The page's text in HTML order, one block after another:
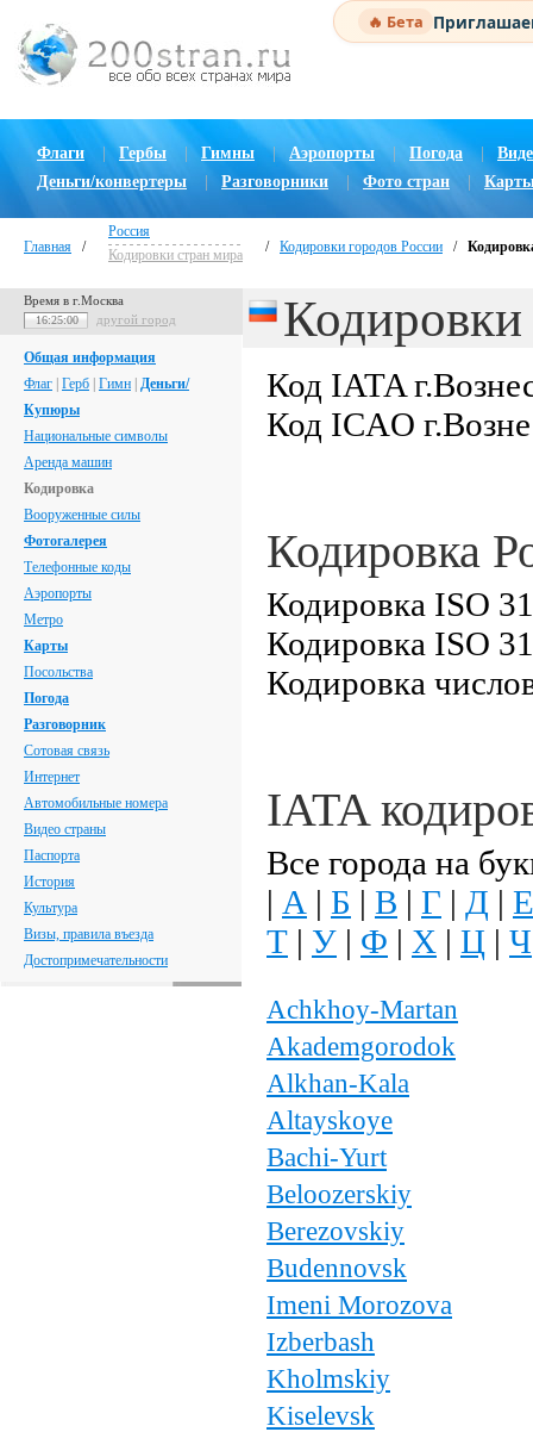
🔥 Бета
Флаги Гербы Гимны | Аэропорты Погода |
Деньги/конвертеры
Разговорники Фото стран
Главная /
Россия
Кодировки стран мира
/ Кодировки городов России /
Время в г.Москва
16:25:01 другой город
Общая информация
Флаг Герб Гимн Деньги/
Купюры
Национальные символы
Аренда машин
Кодировка
Вооруженные силы
Фотогалерея
Телефонные коды
Аэропорты
Метро
Карты
Посольства
Погода
Разговорник
Сотовая связь
Интернет
Автомобильные номера
Видео страны
Паспорта
История
Культура
Визы, правила въезда
Достопримечательности
Кодировки
Код IATA
Код ICAO
Кодировка
Кодировка ISO
Кодировка ISO
Кодировка
IATA
Все города на
| А | Б | В | Г | Д | Е
Т | У | Ф | Х | Ц | Ч
Achkhoy-Martan
Akademgorodok
Alkhan-Kala
Altayskoye
Bachi-Yurt
Beloozerskiy
Berezovskiy
Budennovsk
Imeni Morozova
Izberbash
Kholmskiy
Kiselevsk